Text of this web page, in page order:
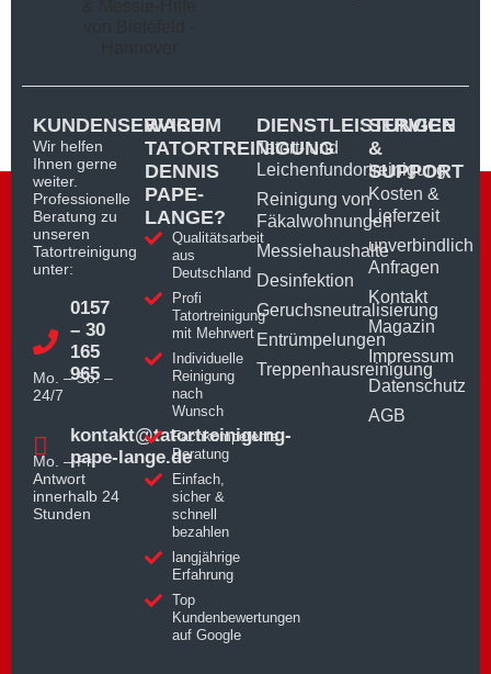
KUNDENSERVICE
Wir helfen
Ihnen gerne
weiter.
Professionelle
Beratung zu
unseren
Tatortreinigung
unter:
0157
– 30
165
965
Mo. – So. –
24/7
kontakt@tatortreinigung-
pape-lange.de
Mo. – Fr.
Antwort
innerhalb 24
Stunden
WARUM
TATORTREINIGUNG
DENNIS
PAPE-
LANGE?
Qualitätsarbeit
aus
Deutschland
Profi
Tatortreinigung
mit Mehrwert
Individuelle
Reinigung
nach
Wunsch
Fachkompetente
Beratung
Einfach,
sicher &
schnell
bezahlen
langjährige
Erfahrung
Top
Kundenbewertungen
auf Google
DIENSTLEISTUNGEN
Tatort- und
Leichenfundortreinigung
Reinigung von
Fäkalwohnungen
Messiehaushalte
Desinfektion
Geruchsneutralisierung
Entrümpelungen
Treppenhausreinigung
SERVICE
&
SUPPORT
Kosten &
Lieferzeit
unverbindlich
Anfragen
Kontakt
Magazin
Impressum
Datenschutz
AGB